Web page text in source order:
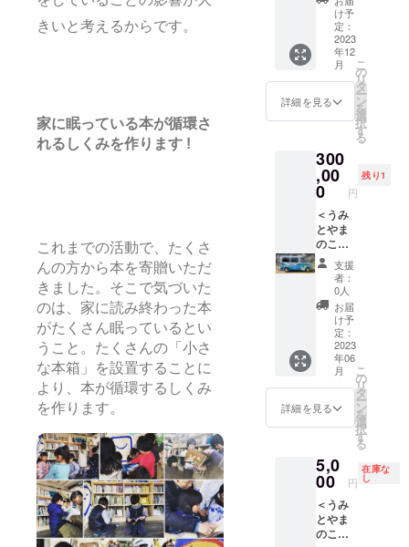
きいと考えるからです。
家に眠っている本が循環さ
れるしくみを作ります !
これまでの活動で、たくさ
んの方から本を寄贈いただ
きました。そこで気づいた
のは、家に読み終わった本
がたくさん眠っているとい
うこと。たくさんの「小さ
な本箱」を設置することに
より、本が循環するしくみ
を作ります。
希望の
方で、
豆を挽
いてほ
しい方
欄でお
知らせ
コー
ヒー豆
は「う
みとや
まのこ
どもと
しょか
んブレ
ンド」
「THE
FIVE★
BEANS
おまか
せ」の2
種類を
つお届
けしま
とやま
のこど
もと
しょか
んブレ
ンド」×
い文字
をご記
入下さ
い。 ※
こちら
数40個
です。
個 ・商
品サイ
ズ 約
約
15mm×
約5mm
・素
材 真
instagr
am:http
s://www
.instagr
am.co
m/slopp
y_dog_
tag/
shop:ht
tps://slo
e.ec/
お楽し
みで
す。
holiday
こんに
ちは。
holiday
良く、
より楽
しくす
る！を
目標に
したデ
ザイ
ナーで
す。 パ
リで学
んだ
「コ
ミュニ
ケー
ション
デザイ
ン」を
軸に、
ロ
フェッ
ルな
人々と
力を合
使って
いた備
品をま
とめま
した。8
年間の
試行錯
と価格
を重視
し選ん
だもの
です。
■個人
カード
数量：
約300枚
ラー：
アイボ
リー×ブ
ルー サ
イズ：
W75×H
125mm
紙の厚
カード
数量：
約200枚
カ
ラー：
白 サイ
ス＞
【小さ
な本箱
キッ
ト】
「小さ
な本
箱」が
自分で
キット
です。
全国で
この活
動が広
がると
嬉しい
です。
・数
量 １
個 ・商
品サイ
ズ
W41cm
×D41c
m×H41
cm(奥
48cm)
※正面
軒の
22cm
・素
材 木
材（葉
山の森
の間伐
け予
定：
2023
年12
月
詳細を見る
こ
の
リ
タ
ー
ン
を
選
択
す
る
300
,00
0 円
残り1
＜うみ
とやま
のこど
もと
しょか
ん愛用
品コー
ス＞
【うみ
やま
号！！
！】
2018年
に中古
車を探
して購
した。
それか
ら移動
図書館
として
働いて
支援
者：
0人
お届
け予
定：
2023
年06
月
詳細を見る
こ
の
リ
タ
ー
ン
を
選
択
す
る
5,0
00 円
在庫な
し
＜うみ
とやま
のこど